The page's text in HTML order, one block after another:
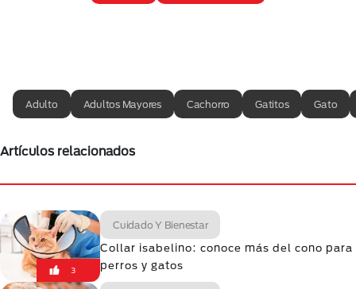
Adulto Adultos Mayores Cachorro Gatitos Gato
Artículos relacionados
3
Cuidado Y Bienestar
Collar isabelino: conoce más del cono para
perros y gatos